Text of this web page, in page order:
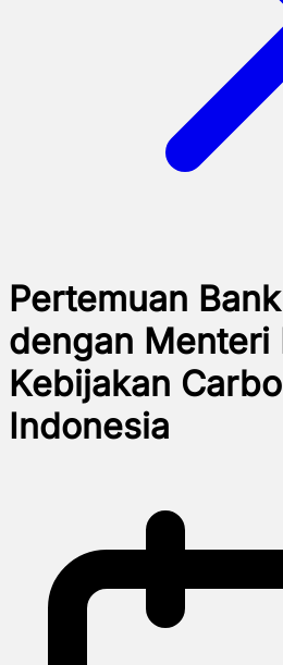
Pertemuan
dengan Menteri
Kebijakan
Indonesia